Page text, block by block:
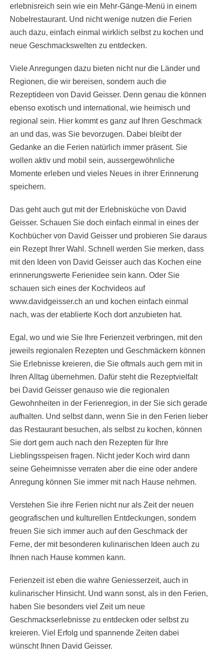
erlebnisreich sein wie ein Mehr-Gänge-Menü in einem
Nobelrestaurant. Und nicht wenige nutzen die Ferien
auch dazu, einfach einmal wirklich selbst zu kochen und
neue Geschmackswelten zu entdecken.
Viele Anregungen dazu bieten nicht nur die Länder und
Regionen, die wir bereisen, sondern auch die
Rezeptideen von David Geisser. Denn genau die können
ebenso exotisch und international, wie heimisch und
regional sein. Hier kommt es ganz auf Ihren Geschmack
an und das, was Sie bevorzugen. Dabei bleibt der
Gedanke an die Ferien natürlich immer präsent. Sie
wollen aktiv und mobil sein, aussergewöhnliche
Momente erleben und vieles Neues in ihrer Erinnerung
speichern.
Das geht auch gut mit der Erlebnisküche von David
Geisser. Schauen Sie doch einfach einmal in eines der
Kochbücher von David Geisser und probieren Sie daraus
ein Rezept Ihrer Wahl. Schnell werden Sie merken, dass
mit den Ideen von David Geisser auch das Kochen eine
erinnerungswerte Ferienidee sein kann. Oder Sie
schauen sich eines der Kochvideos auf
www.davidgeisser.ch an und kochen einfach einmal
nach, was der etablierte Koch dort anzubieten hat.
Egal, wo und wie Sie Ihre Ferienzeit verbringen, mit den
jeweils regionalen Rezepten und Geschmäckern können
Sie Erlebnisse kreieren, die Sie oftmals auch gern mit in
Ihren Alltag übernehmen. Dafür steht die Rezeptvielfalt
bei David Geisser genauso wie die regionalen
Gewohnheiten in der Ferienregion, in der Sie sich gerade
aufhalten. Und selbst dann, wenn Sie in den Ferien lieber
das Restaurant besuchen, als selbst zu kochen, können
Sie dort gern auch nach den Rezepten für Ihre
Lieblingsspeisen fragen. Nicht jeder Koch wird dann
seine Geheimnisse verraten aber die eine oder andere
Anregung können Sie immer mit nach Hause nehmen.
Verstehen Sie ihre Ferien nicht nur als Zeit der neuen
geografischen und kulturellen Entdeckungen, sondern
freuen Sie sich immer auch auf den Geschmack der
Ferne, der mit besonderen kulinarischen Ideen auch zu
Ihnen nach Hause kommen kann.
Ferienzeit ist eben die wahre Geniesserzeit, auch in
kulinarischer Hinsicht. Und wann sonst, als in den Ferien,
haben Sie besonders viel Zeit um neue
Geschmackserlebnisse zu entdecken oder selbst zu
kreieren. Viel Erfolg und spannende Zeiten dabei
wünscht Ihnen David Geisser.